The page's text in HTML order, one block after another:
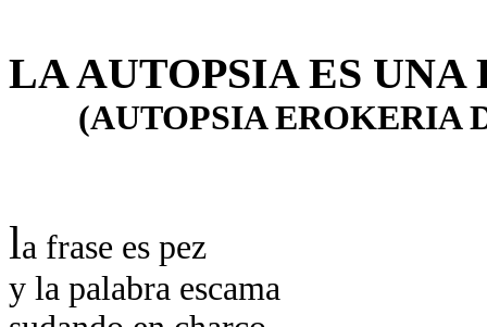
LA AUTOPSIA ES UNA
(AUTOPSIA EROKERIA
la frase es pez
y la palabra escama